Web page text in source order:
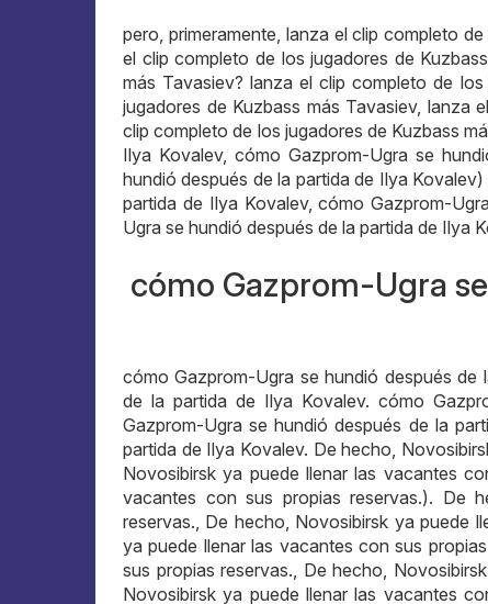
pero, primeramente, lanza el clip completo
el clip completo de los jugadores de
más Tavasiev? lanza el clip completo de
jugadores de Kuzbass más Tavasiev, lanza
clip completo de los jugadores de Kuzbass
Ilya Kovalev, cómo Gazprom-Ugra se
hundió después de la partida de Ilya
partida de Ilya Kovalev, cómo Gazprom-
Ugra se hundió después de la partida de Ilya
cómo Gazprom-Ugra
cómo Gazprom-Ugra se hundió después
de la partida de Ilya Kovalev. cómo
Gazprom-Ugra se hundió después de la
partida de Ilya Kovalev. De hecho,
Novosibirsk ya puede llenar las vacantes
vacantes con sus propias reservas.). De
reservas., De hecho, Novosibirsk ya puede
ya puede llenar las vacantes con sus
sus propias reservas., De hecho,
Novosibirsk ya puede llenar las vacantes